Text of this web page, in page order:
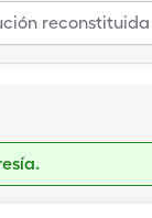
reconstituida